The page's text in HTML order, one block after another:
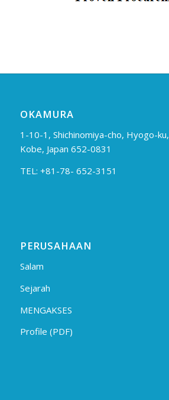
OKAMURA
1-10-1, Shichinomiya-cho, Hyogo-ku,
Kobe, Japan 652-0831
TEL: +81-78- 652-3151
PERUSAHAAN
Salam
Sejarah
MENGAKSES
Profile (PDF)